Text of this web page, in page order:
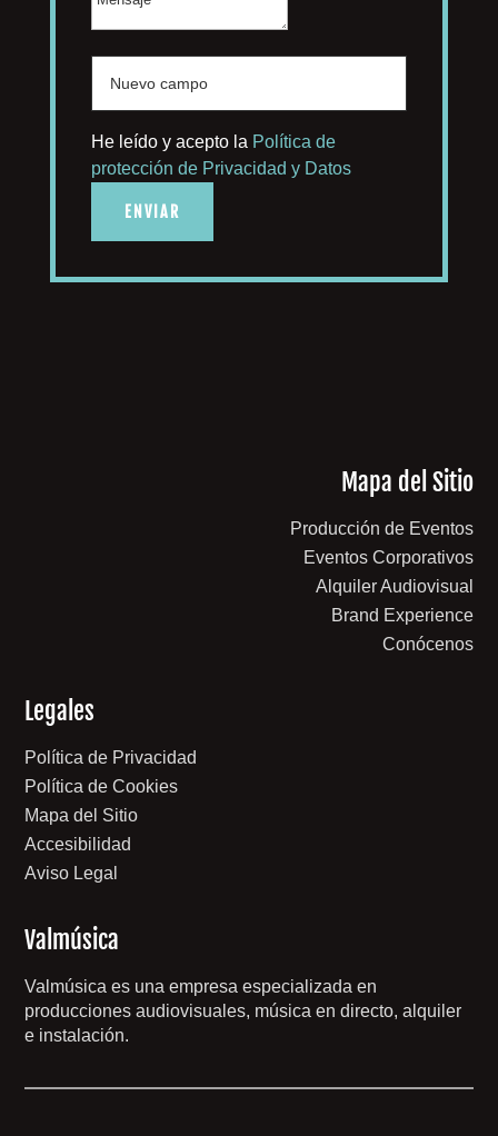
He leído y acepto la Política de
protección de Privacidad y Datos
ENVIAR
Mapa del Sitio
Producción de Eventos
Eventos Corporativos
Alquiler Audiovisual
Brand Experience
Conócenos
Legales
Política de Privacidad
Política de Cookies
Mapa del Sitio
Accesibilidad
Aviso Legal
Valmúsica
Valmúsica es una empresa especializada en
producciones audiovisuales, música en directo, alquiler
e instalación.